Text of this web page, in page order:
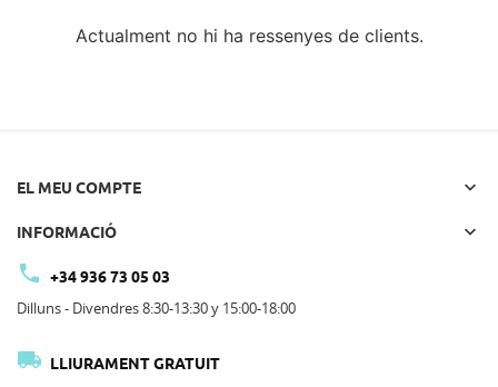
Actualment no hi ha ressenyes de clients.
EL MEU COMPTE 
INFORMACIÓ 
 +34 936 73 05 03
Dilluns - Divendres 8:30-13:30 y 15:00-18:00
 LLIURAMENT GRATUIT